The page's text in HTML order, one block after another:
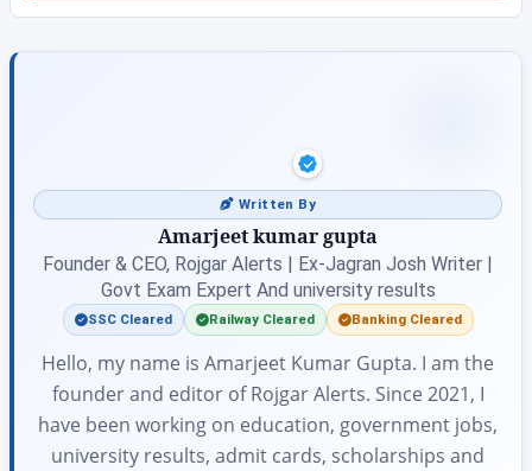
Written By
Amarjeet kumar gupta
Founder & CEO, Rojgar Alerts | Ex-Jagran Josh Writer |
Govt Exam Expert And university results
SSC Cleared Railway Cleared Banking Cleared
Hello, my name is Amarjeet Kumar Gupta. I am the
founder and editor of Rojgar Alerts. Since 2021, I
have been working on education, government jobs,
university results, admit cards, scholarships and